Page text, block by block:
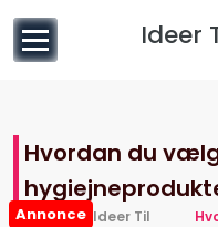
indhold
Ideer
Annonce
Hvordan du
Hjem> Ideer Til